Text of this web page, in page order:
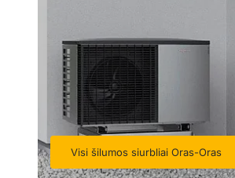
Visi šilumos siurbliai Oras-Oras